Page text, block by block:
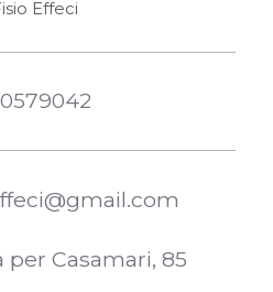
per Casamari, 85